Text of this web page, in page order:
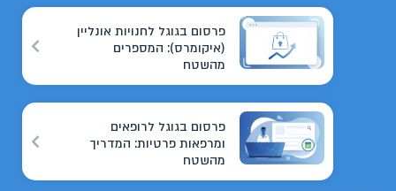
פרסום בגוגל לחנויות אונליין
(איקומרס): המספרים
מהשטח
פרסום בגוגל לרופאים
ומרפאות פרטיות: המדריך
מהשטח